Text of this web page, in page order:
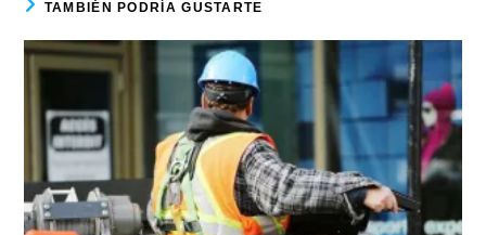
TAMBIÉN PODRÍA GUSTARTE